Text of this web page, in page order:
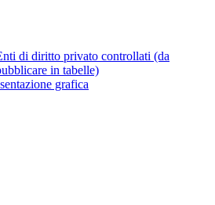
di diritto privato controllati (da
in tabelle)
grafica